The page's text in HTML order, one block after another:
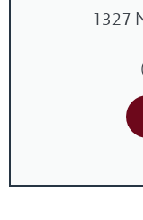
1327